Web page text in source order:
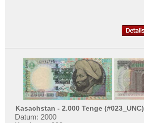
Kasachstan - 2.000 Tenge (#023_UNC)
Datum: 2000